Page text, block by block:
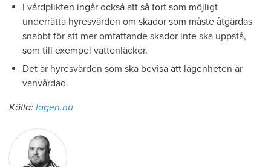
I vårdplikten ingår också att så fort som möjligt
underrätta hyresvärden om skador som måste åtgärdas
snabbt för att mer omfattande skador inte ska uppstå,
som till exempel vattenläckor.
Det är hyresvärden som ska bevisa att lägenheten är
vanvårdad.
Källa: lagen.nu